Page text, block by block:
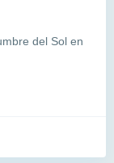
del Sol en